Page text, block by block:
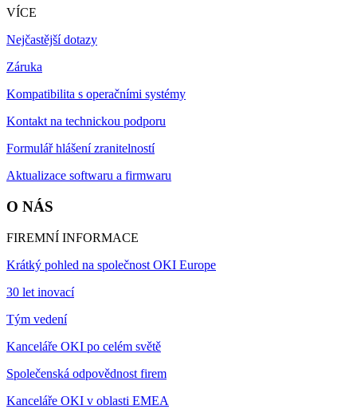
VÍCE
Nejčastější dotazy
Záruka
Kompatibilita s operačními systémy
Kontakt na technickou podporu
Formulář hlášení zranitelností
Aktualizace softwaru a firmwaru
O NÁS
FIREMNÍ INFORMACE
Krátký pohled na společnost OKI Europe
30 let inovací
Tým vedení
Kanceláře OKI po celém světě
Společenská odpovědnost firem
Kanceláře OKI v oblasti EMEA